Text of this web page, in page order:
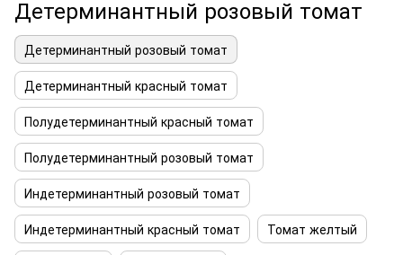
Детерминантный розовый томат
Детерминантный розовый томат
Детерминантный красный томат
Полудетерминантный красный томат
Полудетерминантный розовый томат
Индетерминантный розовый томат
Индетерминантный красный томат
Томат желтый